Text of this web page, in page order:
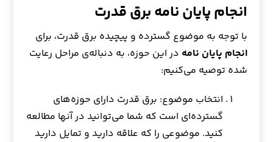
انجام پایان نامه برق قدرت
با توجه به موضوع گسترده و پیچیده برق قدرت، برای
انجام پایان نامه در این حوزه، به دنباله‌ی مراحل رعایت
شده توصیه می‌کنیم:
انتخاب موضوع: برق قدرت دارای حوزه‌های
گسترده‌ای است که شما می‌توانید در آنها مطالعه
کنید. موضوعی را که علاقه دارید و تمایل دارید